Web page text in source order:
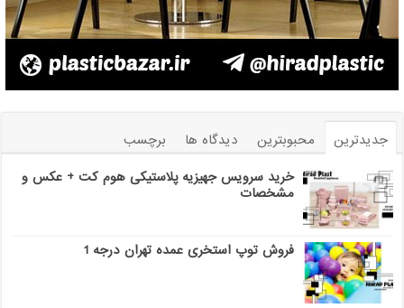
جدیدترین محبوبترین دیدگاه ها
برچسب
خرید سرویس جهیزیه پلاستیکی هوم کت + عکس و
مشخصات
فروش توپ استخری عمده تهران درجه 1